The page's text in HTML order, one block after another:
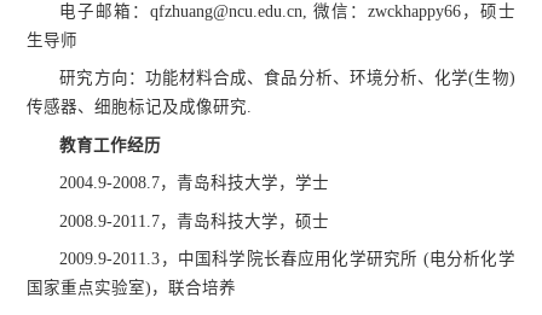
电子邮箱：qfzhuang@ncu.edu.cn, 微信：zwckhappy66，硕士
生导师
研究方向：功能材料合成、食品分析、环境分析、化学(生物)
传感器、细胞标记及成像研究.
教育工作经历
2004.9-2008.7，青岛科技大学，学士
2008.9-2011.7，青岛科技大学，硕士
2009.9-2011.3，中国科学院长春应用化学研究所 (电分析化学
国家重点实验室)，联合培养